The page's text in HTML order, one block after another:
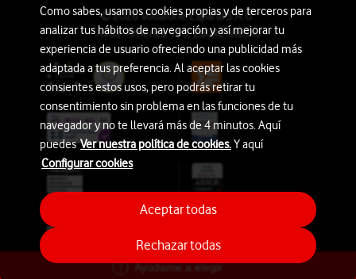
Ayúdame a elegir
© 2026 Vodafone España S.A.U.
Avda. América 115, 28042 Madrid
Como sabes, usamos cookies propias y de terceros para
analizar tus hábitos de navegación y así mejorar tu
experiencia de usuario ofreciendo una publicidad más
adaptada a tus preferencia. Al aceptar las cookies
consientes estos usos, pero podrás retirar tu
consentimiento sin problema en las funciones de tu
navegador y no te llevará más de 4 minutos. Aquí
puedesVer nuestra política de cookies.Y aquí
Configurar cookies
Rechazar todas
Aceptar todas